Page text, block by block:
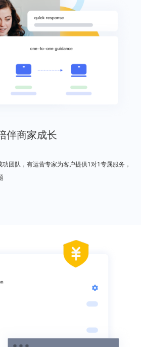
伴商家成长
团队，有运营专家为客户提供1对1专属服务，